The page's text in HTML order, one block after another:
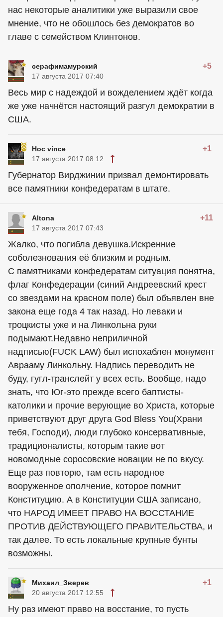
нас некоторые аналитики уже выразили свое
мнение, что не обошлось без демократов во
главе с семейством Клинтонов.
серафимамурский +5
17 августа 2017 07:40
Весь мир с надеждой и вожделением ждёт когда
же уже начнётся настоящий разгул демократии в
США.
Hoc vince +1
17 августа 2017 08:12
Губернатор Вирджинии призвал демонтировать
все памятники конфедератам в штате.
Altona +11
17 августа 2017 07:43
Жалко, что погибла девушка.Искренние
соболезнования её близким и родным.
С памятниками конфедератам ситуация понятна,
флаг Конфедерации (синий Андреевский крест
со звездами на красном поле) был объявлен вне
закона еще года 4 так назад. Но леваки и
троцкисты уже и на Линкольна руки
подымают.Недавно неприличной
надписью(FUCK LAW) был испохаблен монумент
Аврааму Линкольну. Надпись переводить не
буду, гугл-транслейт у всех есть. Вообще, надо
знать, что Юг-это прежде всего баптисты-
католики и прочие верующие во Христа, которые
приветствуют друг друга God Bless You(Храни
тебя, Господи), люди глубоко консервативные,
традиционалисты, которым такие вот
новомодные соросовские новации не по вкусу.
Еще раз повторю, там есть народное
вооруженное ополчение, которое помнит
Конституцию. А в Конституции США записано,
что НАРОД ИМЕЕТ ПРАВО НА ВОССТАНИЕ
ПРОТИВ ДЕЙСТВУЮЩЕГО ПРАВИТЕЛЬСТВА, и
так далее. То есть локальные крупные бунты
возможны.
Михаил_Зверев +1
20 августа 2017 12:55
Ну раз имеют право на восстание, то пусть